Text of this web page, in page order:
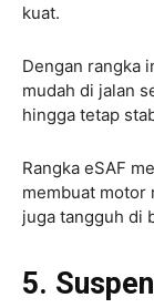
kuat.
Dengan rangka
mudah di jalan
hingga tetap
Rangka eSAF
membuat motor
juga tangguh di
5.